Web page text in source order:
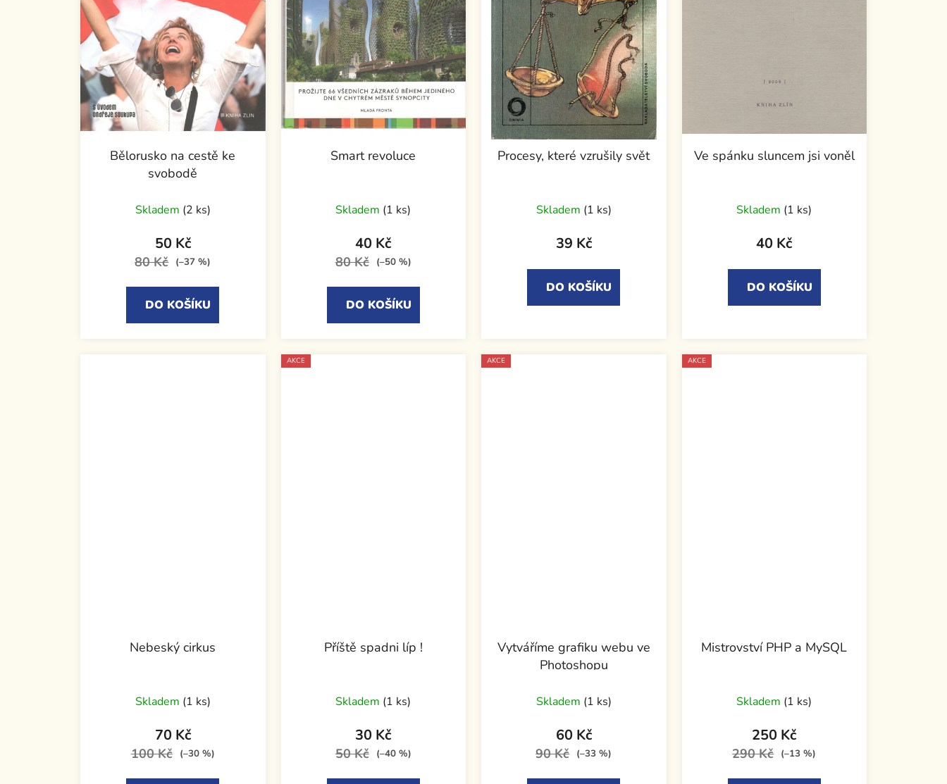
Bělorusko na cestě ke
svobodě
Skladem (2 ks)
50 Kč
80 Kč (–37 %)
DO KOŠÍKU
Smart revoluce
Skladem (1 ks)
40 Kč
80 Kč (–50 %)
DO KOŠÍKU
Procesy, které vzrušily svět
Skladem (1 ks)
39 Kč
DO KOŠÍKU
Ve spánku sluncem jsi voněl
Skladem (1 ks)
40 Kč
DO KOŠÍKU
Nebeský cirkus
Skladem (1 ks)
70 Kč
100 Kč (–30 %)
AKCE
Příště spadni líp !
Skladem (1 ks)
30 Kč
50 Kč (–40 %)
AKCE
Vytváříme grafiku webu ve
Photoshopu
Skladem (1 ks)
60 Kč
90 Kč (–33 %)
AKCE
Mistrovství PHP a MySQL
Skladem (1 ks)
250 Kč
290 Kč (–13 %)